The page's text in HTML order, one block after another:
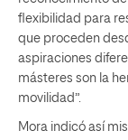
flexibilidad para
que proceden
aspiraciones
másteres son la
movilidad”.
Mora indicó así